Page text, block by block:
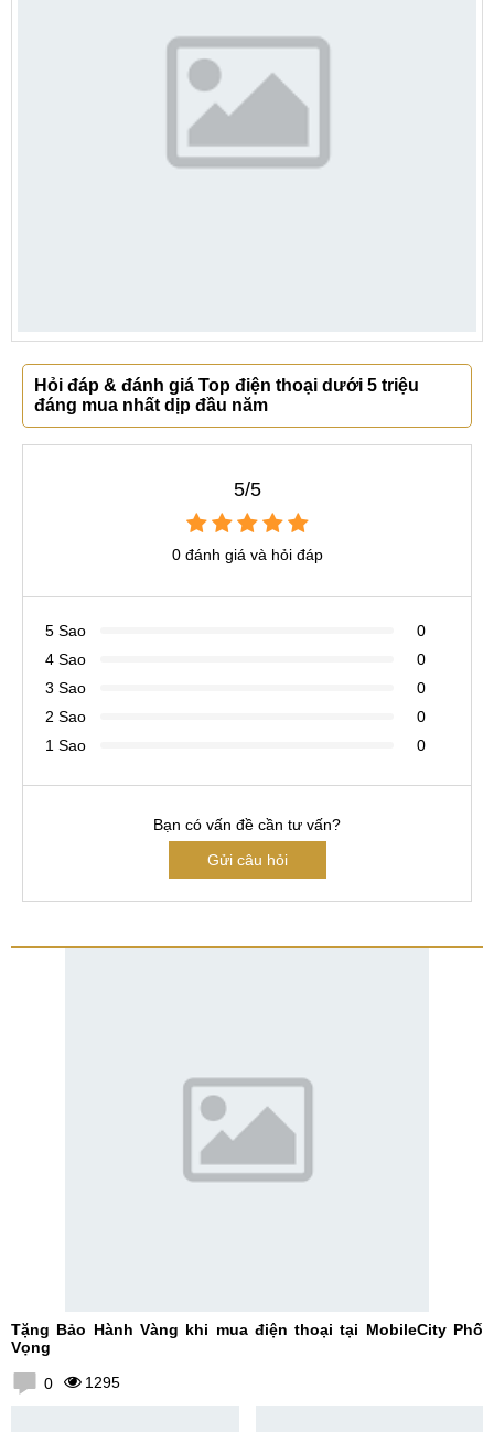
Hỏi đáp & đánh giá Top điện thoại dưới 5 triệu
đáng mua nhất dịp đầu năm
5/5
0 đánh giá và hỏi đáp
5 Sao
0
4 Sao
0
3 Sao
0
2 Sao
0
1 Sao
0
Bạn có vấn đề cần tư vấn?
Gửi câu hỏi
Tặng Bảo Hành Vàng khi mua điện thoại tại MobileCity Phố
Vọng
0 1295